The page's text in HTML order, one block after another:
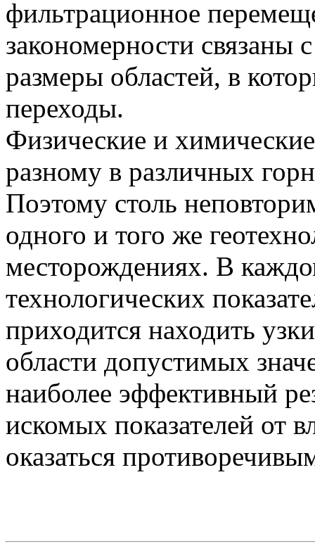
фильтрационное
закономерности связаны
размеры областей, в
переходы.
Физические и
разному в различных
Поэтому столь
одного и того же
месторождениях. В
технологических
приходится находить
области допустимых
наиболее эффективный
искомых показателей от
оказаться